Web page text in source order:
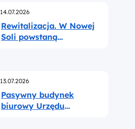
Opublikowano
14.07.2026
Rewitalizacja. W Nowej
Soli powstaną
Opublikowano
13.07.2026
Pasywny budynek
biurowy Urzędu